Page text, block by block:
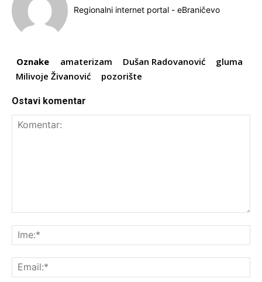
Regionalni internet portal - eBraničevo
Oznake amaterizam Dušan Radovanović
gluma
Milivoje Živanović
pozorište
Ostavi komentar